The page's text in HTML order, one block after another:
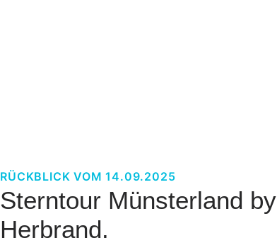
RÜCKBLICK VOM 14.09.2025
Sterntour Münsterland by
Herbrand.